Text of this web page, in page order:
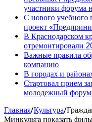
участники форума
С нового учебного
проект
В Краснодарском
отремонтировали
Важные правила
компанию
В городах и
Стартовал прием
молодежный форум
Главная/Культура/
Минкульта показать